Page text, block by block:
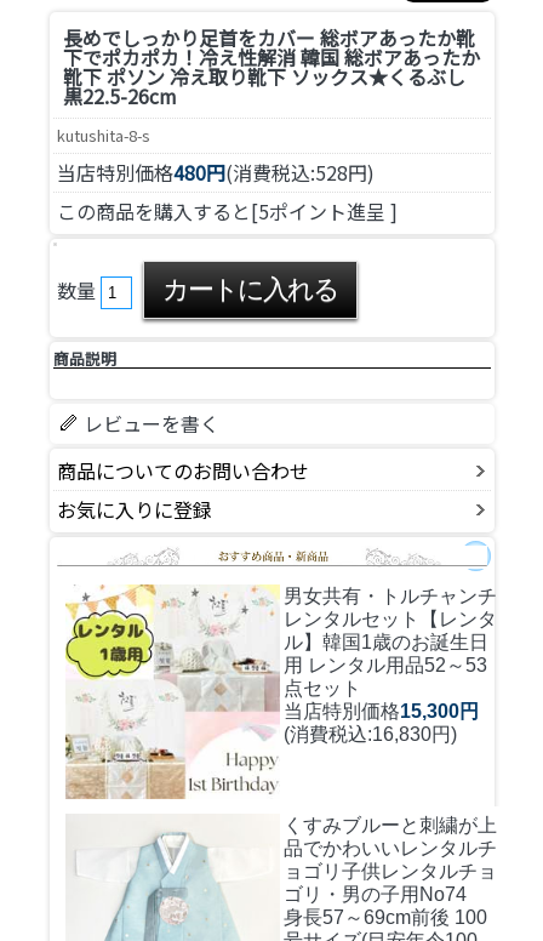
長めでしっかり足首をカバー 総ボアあったか靴
下でポカポカ！ 冷え性解消 韓国 総ボアあったか
靴下 ポソン 冷え取り靴下 ソックス★くるぶし
黒22.5-26cm
kutushita-8-s
当店特別価格480円(消費税込:528円)
この商品を購入すると[5ポイント進呈 ]
数量
商品説明
レビューを書く
商品についてのお問い合わせ
お気に入りに登録
男女共有・トルチャンチ
レンタルセット
【レンタ
ル】韓国1歳のお誕生日
用 レンタル用品52～53
点セット
当店特別価格15,300円
(消費税込:16,830円)
くすみブルーと刺繍が上
品でかわいいレンタルチ
ョゴリ 子供レンタルチョ
ゴリ・男の子用No74
身長57～69cm前後 100